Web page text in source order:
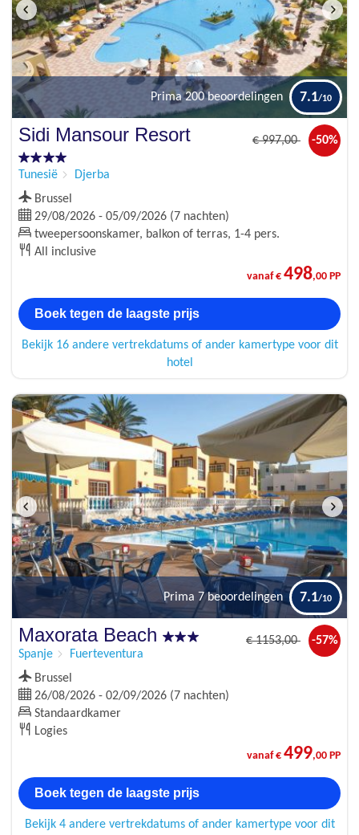
Prima 200 beoordelingen 7.1
Sidi Mansour Resort
Tunesië Djerba
€997,00 -50%
Brussel
29/08/2026 - 05/09/2026 (7 nachten)
tweepersoonskamer, balkon of terras, 1-4 pers.
All inclusive
vanaf € 498,00 PP
Boek tegen de laagste prijs
Bekijk 16 andere vertrekdatums of ander kamertype voor dit
hotel
Prima 7 beoordelingen 7.1
Maxorata Beach
Spanje Fuerteventura
€1153,00 -57%
Brussel
26/08/2026 - 02/09/2026 (7 nachten)
Standaardkamer
Logies
vanaf € 499,00 PP
Boek tegen de laagste prijs
Bekijk 4 andere vertrekdatums of ander kamertype voor dit